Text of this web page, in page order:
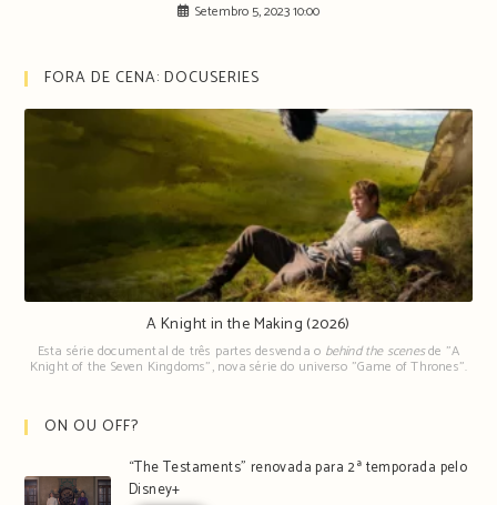
Setembro 5, 2023 10:00
FORA DE CENA: DOCUSERIES
A Knight in the Making (2026)
Esta série documental de três partes desvenda o behind the scenesde "A
Knight of the Seven Kingdoms", nova série do universo "Game of Thrones".
ON OU OFF?
“The Testaments” renovada para 2ª temporada pelo
Disney+